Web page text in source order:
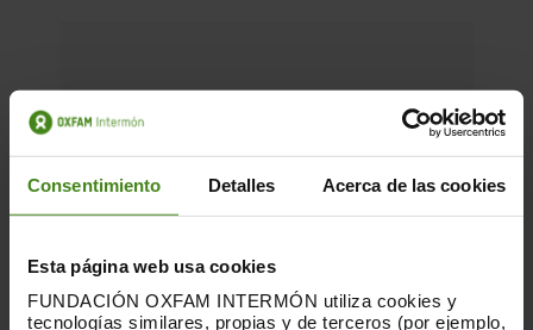
Consentimiento Detalles Acerca de las cookies
Esta página web usa cookies
FUNDACIÓN OXFAM INTERMÓN utiliza cookies y
tecnologías similares, propias y de terceros (por ejemplo,